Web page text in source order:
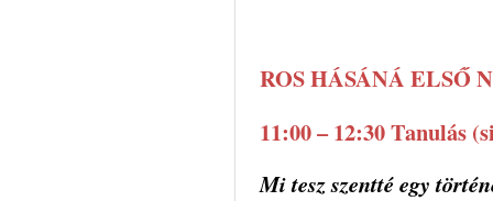
ROS HÁSÁNÁ ELSŐ
11:00 – 12:30
Mi tesz szentté egy